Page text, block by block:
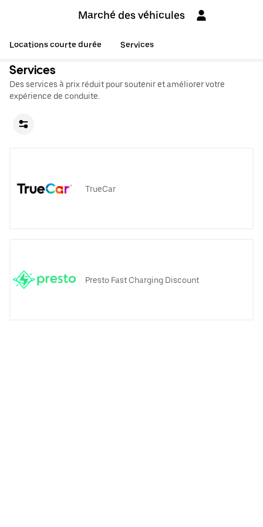
Marché des véhicules
Locations courte durée Services
Services
Des services à prix réduit pour soutenir et améliorer votre
expérience de conduite.
TrueCar
Presto Fast Charging Discount